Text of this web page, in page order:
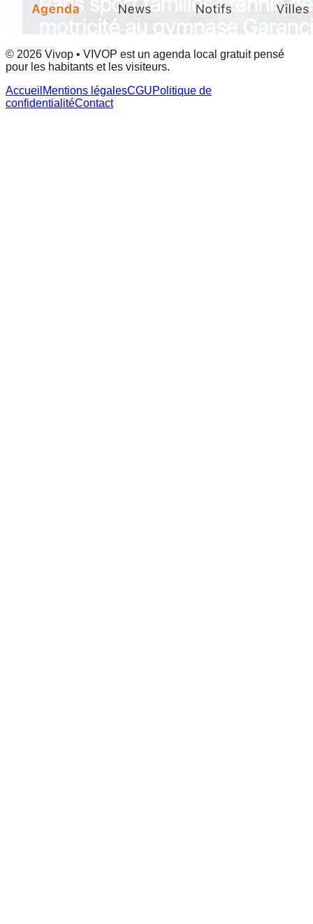
© 2026 Vivop • VIVOP est un agenda local gratuit pensé
pour les habitants et les visiteurs.
Accueil Mentions légalesCGUPolitique de
confidentialitéContact